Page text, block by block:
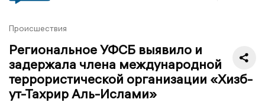
Происшествия
Региональное УФСБ выявило и
задержала члена международной
террористической организации «Хизб-
ут-Тахрир Аль-Ислами»